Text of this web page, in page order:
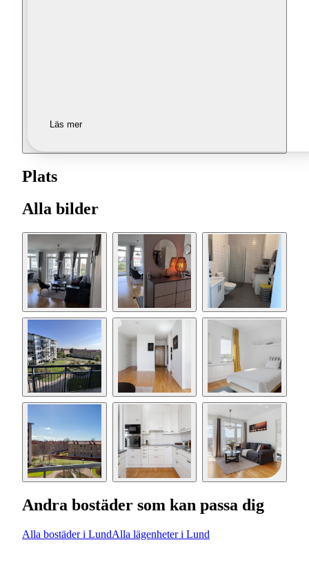
Läs mer
Plats
Alla bilder
Andra bostäder som kan passa dig
Alla bostäder i LundAlla lägenheter i Lund